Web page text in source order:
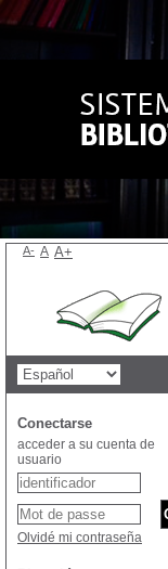
A- A A+
Conectarse
acceder a su cuenta de
usuario
Olvidé mi contraseña